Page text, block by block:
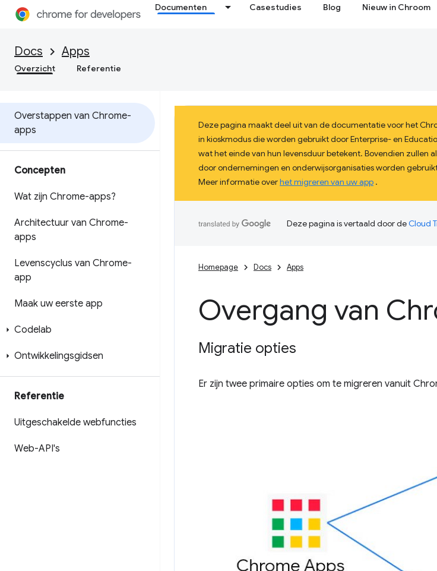
Documenten Casestudies Blog Nieuw in Chroom
Docs Apps
Overzicht Referentie
Overstappen van Chrome-
apps
Concepten
Wat zijn Chrome-apps?
Architectuur van Chrome-
apps
Levenscyclus van Chrome-
app
Maak uw eerste app
Codelab
Ontwikkelingsgidsen
Referentie
Uitgeschakelde webfuncties
Web-API's
Deze pagina maakt deel uit van de documentatie voor het
in kioskmodus die worden gebruikt door Enterprise- en
wat het einde van hun levensduur betekent. Bovendien zullen
door ondernemingen en onderwijsorganisaties worden
Meer informatie overhet migreren van uw app .
Deze pagina is vertaald door deCloud
Homepage Docs Apps
Overgang van
Migratie opties
Er zijn twee primaire opties om te migreren vanuit